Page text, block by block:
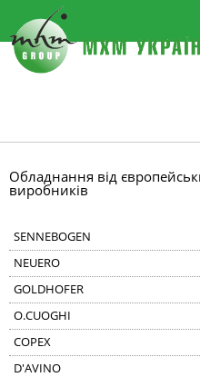
Обладнання від
виробників
SENNEBOGEN
NEUERO
GOLDHOFER
O.CUOGHI
COPEX
D'AVINO